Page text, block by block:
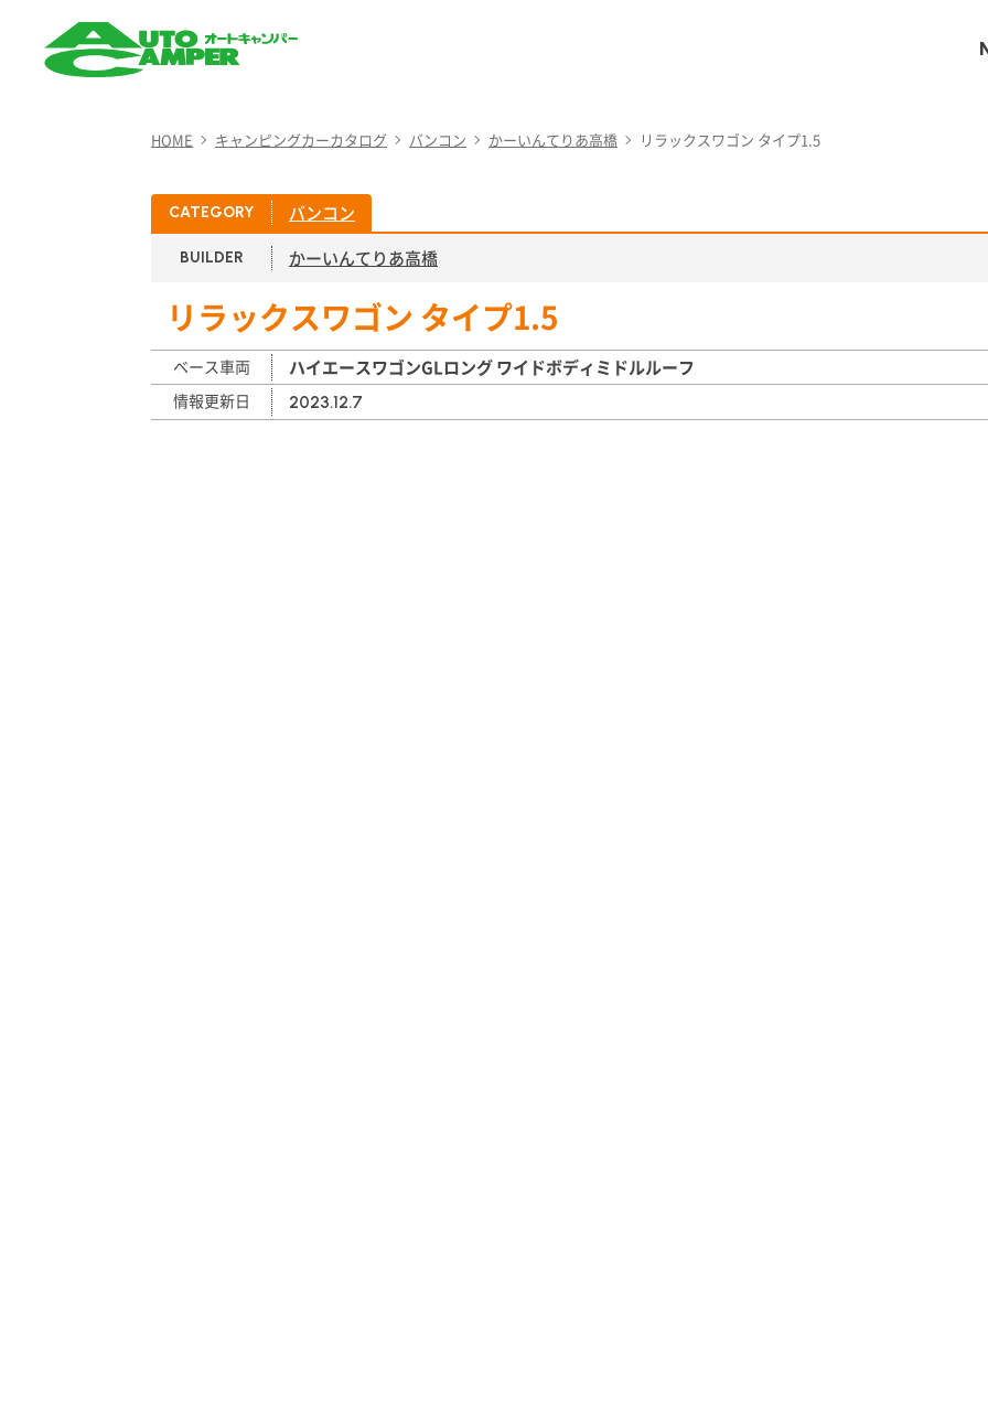
キャンパー）
HOME キャンピングカーカタログ バンコン かーいんてりあ高橋 リラックスワゴン タイプ1.5
CATEGORY バンコン
BUILDER かーいんてりあ高橋
リラックスワゴン タイプ1.5
ベース車両 ハイエースワゴンGLロング ワイドボディミドルルーフ
情報更新日 2023.12.7